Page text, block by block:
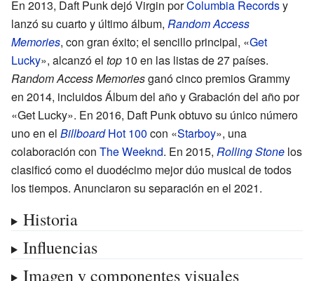
En 2013, Daft Punk dejó Virgin porColumbia Recordsy
lanzó su cuarto y último álbum, Random Access
Memories, con gran éxito; el sencillo principal, «Get
Lucky», alcanzó el top 10 en las listas de 27 países.
Random Access Memoriesganó cinco premios Grammy
en 2014, incluidos Álbum del año y Grabación del año por
«Get Lucky». En 2016, Daft Punk obtuvo su único número
uno en el BillboardHot 100 con «Starboy», una
colaboración con The Weeknd. En 2015, Rolling Stone los
clasificó como el duodécimo mejor dúo musical de todos
los tiempos. Anunciaron su separación en el 2021.
Historia
Influencias
Imagen y componentes visuales